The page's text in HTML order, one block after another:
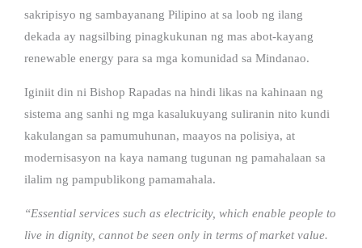
sakripisyo ng sambayanang Pilipino at sa loob ng ilang
dekada ay nagsilbing pinagkukunan ng mas abot-kayang
renewable energy para sa mga komunidad sa Mindanao.
Iginiit din ni Bishop Rapadas na hindi likas na kahinaan ng
sistema ang sanhi ng mga kasalukuyang suliranin nito kundi
kakulangan sa pamumuhunan, maayos na polisiya, at
modernisasyon na kaya namang tugunan ng pamahalaan sa
ilalim ng pampublikong pamamahala.
“Essential services such as electricity, which enable people to
live in dignity, cannot be seen only in terms of market value.